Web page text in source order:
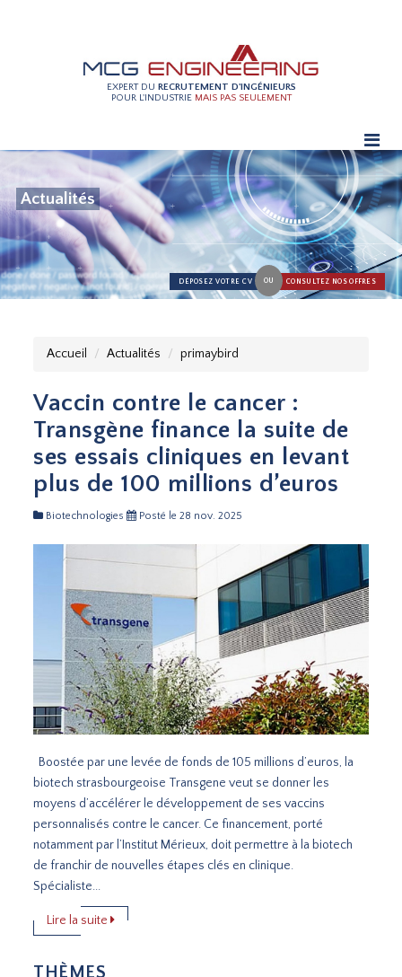
EXPERT DU RECRUTEMENT D'INGÉNIEURS
POUR L'INDUSTRIE MAIS PAS SEULEMENT
Actualités
DÉPOSEZ VOTRE CV OU CONSULTEZ NOS OFFRES
Accueil Actualités primaybird
Vaccin contre le cancer :
Transgène finance la suite de
ses essais cliniques en levant
plus de 100 millions d’euros
Biotechnologies Posté le 28 nov. 2025
Boostée par une levée de fonds de 105 millions d’euros, la
biotech strasbourgeoise Transgene veut se donner les
moyens d’accélérer le développement de ses vaccins
personnalisés contre le cancer. Ce financement, porté
notamment par l’Institut Mérieux, doit permettre à la biotech
de franchir de nouvelles étapes clés en clinique.
Spécialiste...
Lire la suite
THÈMES